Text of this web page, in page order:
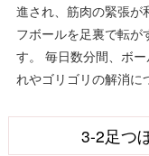
進され、筋肉の緊張が
フボールを足裏で転
す。 毎日数分間、ボ
れやゴリゴリの解消に
3-2足つ